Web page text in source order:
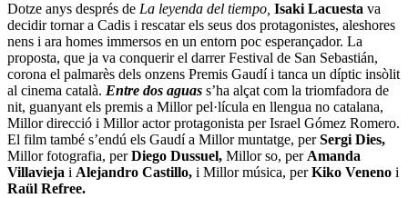
Dotze anys després de La leyenda del tiempo, Isaki Lacuesta va
decidir tornar a Cadis i rescatar els seus dos protagonistes, aleshores
nens i ara homes immersos en un entorn poc esperançador. La
proposta, que ja va conquerir el darrer Festival de San Sebastián,
corona el palmarès dels onzens Premis Gaudí i tanca un díptic insòlit
al cinema català. Entre dos aguas s’ha alçat com la triomfadora de
nit, guanyant els premis a Millor pel·lícula en llengua no catalana,
Millor direcció i Millor actor protagonista perIsrael Gómez Romero.
El film també s’endú els Gaudí a Millor muntatge, perSergi Dies,
Millor fotografia, perDiego Dussuel, Millor so, per Amanda
Villavieja i Alejandro Castillo, i Millor música, perKiko Veneno i
Raül Refree.